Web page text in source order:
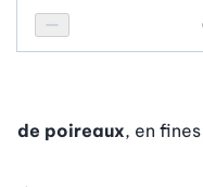
Réduire le nombre de
Personnes
de poireaux, en